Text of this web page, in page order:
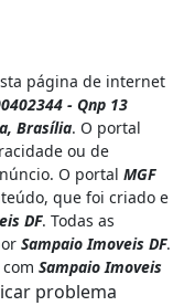
página de internet
- Qnp 13
Brasília. O portal
ou de
O portal MGF
que foi criado e
DF. Todas as
Sampaio Imoveis DF.
Sampaio Imoveis
problema